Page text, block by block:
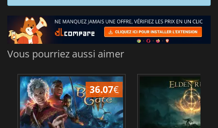
Vous pourriez aussi aimer
36.07€